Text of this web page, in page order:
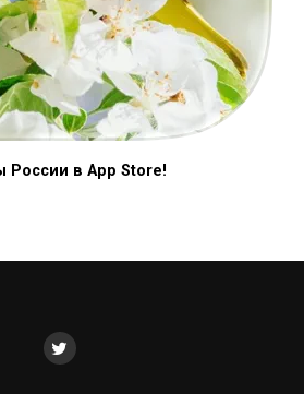
России в App Store!